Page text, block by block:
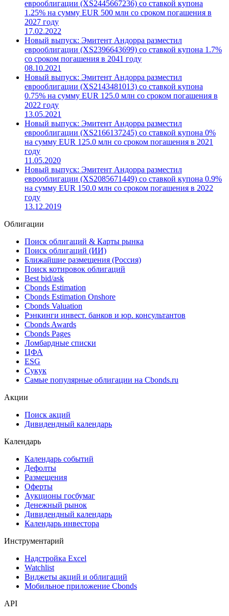
еврооблигации (XS2445667236) со ставкой купона
1.25% на сумму EUR 500 млн со сроком погашения в
2027 году
17.02.2022
Новый выпуск: Эмитент Андорра разместил
еврооблигации (XS2396643699) со ставкой купона 1.7%
со сроком погашения в 2041 году
08.10.2021
Новый выпуск: Эмитент Андорра разместил
еврооблигации (XS2143481013) со ставкой купона
0.75% на сумму EUR 125.0 млн со сроком погашения в
2022 году
13.05.2021
Новый выпуск: Эмитент Андорра разместил
еврооблигации (XS2166137245) со ставкой купона 0%
на сумму EUR 125.0 млн со сроком погашения в 2021
году
11.05.2020
Новый выпуск: Эмитент Андорра разместил
еврооблигации (XS2085671449) со ставкой купона 0.9%
на сумму EUR 150.0 млн со сроком погашения в 2022
году
13.12.2019
Облигации
Поиск облигаций & Карты рынка
Поиск облигаций (ИИ)
Ближайшие размещения (Россия)
Поиск котировок облигаций
Best bid/ask
Cbonds Estimation
Cbonds Estimation Onshore
Cbonds Valuation
Рэнкинги инвест. банков и юр. консультантов
Cbonds Awards
Cbonds Pages
Ломбардные списки
ЦФА
ESG
Сукук
Самые популярные облигации на Cbonds.ru
Акции
Поиск акций
Дивидендный календарь
Календарь
Календарь событий
Дефолты
Размещения
Оферты
Аукционы госбумаг
Денежный рынок
Дивидендный календарь
Календарь инвестора
Инструментарий
Надстройка Excel
Watchlist
Виджеты акций и облигаций
Мобильное приложение Cbonds
API